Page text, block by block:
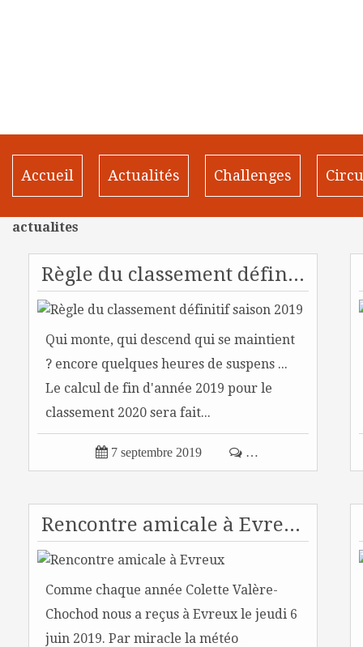
Accueil Actualités Challenges
actualites
Règle du classement définitif saison 2019
Qui monte, qui descend qui se maintient
? encore quelques heures de suspens ...
Le calcul de fin d'année 2019 pour le
classement 2020 sera fait...
 7 septembre 2019  …
Rencontre amicale à Evreux
Comme chaque année Colette Valère-
Chochod nous a reçus à Evreux le jeudi 6
juin 2019. Par miracle la météo